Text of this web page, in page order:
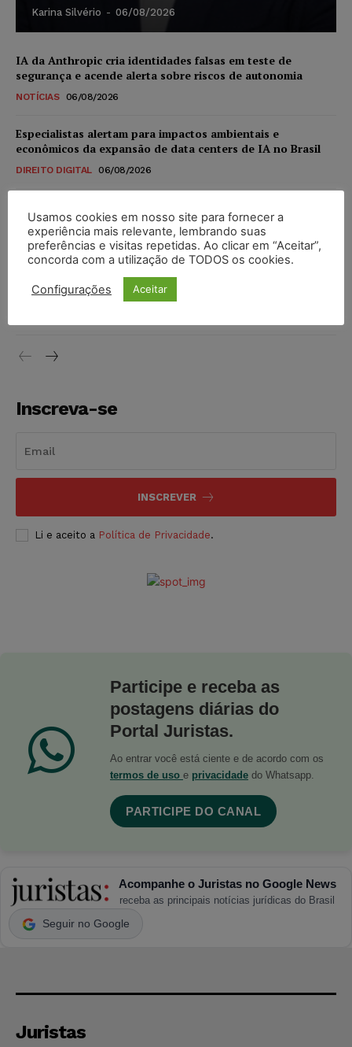
Karina Silvério - 06/08/2026
IA da Anthropic cria identidades falsas em teste de
segurança e acende alerta sobre riscos de autonomia
NOTÍCIAS 06/08/2026
Especialistas alertam para impactos ambientais e
econômicos da expansão de data centers de IA no Brasil
DIREITO DIGITAL 06/08/2026
invioláveis após assinatura digital e lacração
NOTÍCIAS 06/08/2026
STF inicia julgamento sobre constitucionalidade da
proibição dos jogos de azar no Brasil
Inscreva-se
INSCREVER
Li e aceito a Política de Privacidade.
Participe e receba as
postagens diárias do
Portal Juristas.
Ao entrar você está ciente e de acordo com os
termos de uso e privacidade do Whatsapp.
PARTICIPE DO CANAL
Acompanhe o Juristas no Google News
receba as principais notícias jurídicas do Brasil
Seguir no Google
Juristas
Usamos cookies em nosso site para fornecer a
experiência mais relevante, lembrando suas
preferências e visitas repetidas. Ao clicar em “Aceitar”,
concorda com a utilização de TODOS os cookies.
Configurações Aceitar